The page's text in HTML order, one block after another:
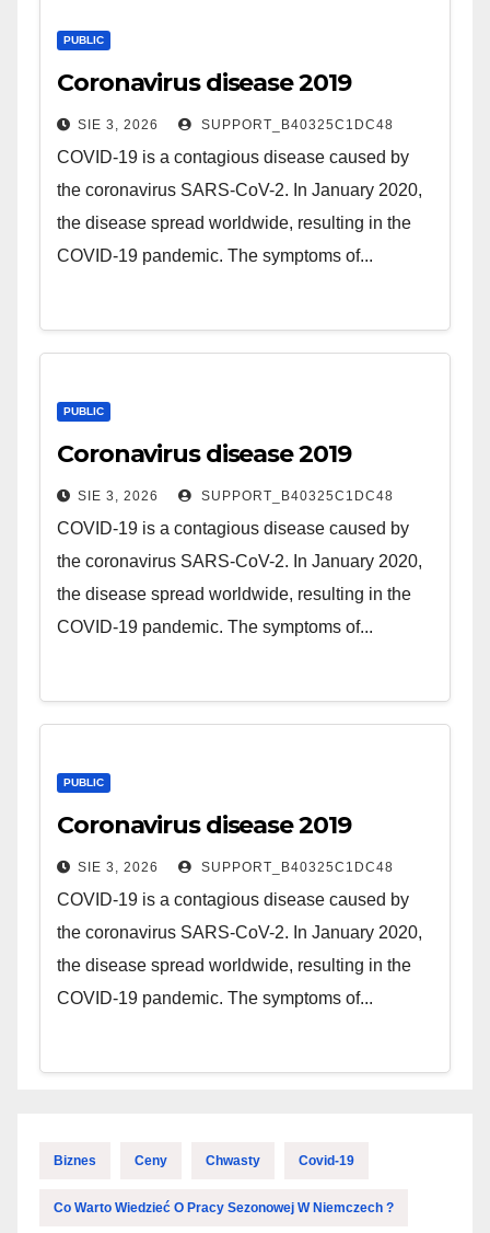
PUBLIC
Coronavirus disease 2019
SIE 3, 2026 SUPPORT_B40325C1DC48
COVID-19 is a contagious disease caused by
the coronavirus SARS-CoV-2. In January 2020,
the disease spread worldwide, resulting in the
COVID-19 pandemic. The symptoms of...
PUBLIC
Coronavirus disease 2019
SIE 3, 2026 SUPPORT_B40325C1DC48
COVID-19 is a contagious disease caused by
the coronavirus SARS-CoV-2. In January 2020,
the disease spread worldwide, resulting in the
COVID-19 pandemic. The symptoms of...
PUBLIC
Coronavirus disease 2019
SIE 3, 2026 SUPPORT_B40325C1DC48
COVID-19 is a contagious disease caused by
the coronavirus SARS-CoV-2. In January 2020,
the disease spread worldwide, resulting in the
COVID-19 pandemic. The symptoms of...
Biznes Ceny Chwasty Covid-19
Co Warto Wiedzieć O Pracy Sezonowej W Niemczech ?